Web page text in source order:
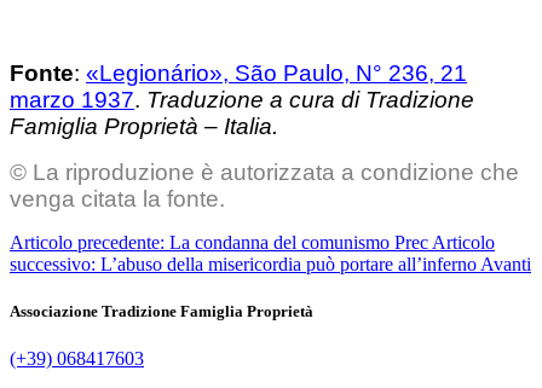
Fonte: «Legionário», São Paulo, N° 236, 21
marzo 1937. Traduzione a cura di Tradizione
Famiglia Proprietà – Italia.
© La riproduzione è autorizzata a condizione che
venga citata la fonte.
Articolo precedente: La condanna del comunismo Prec Articolo
successivo: L’abuso della misericordia può portare all’inferno Avanti
Associazione Tradizione Famiglia Proprietà
(+39) 068417603